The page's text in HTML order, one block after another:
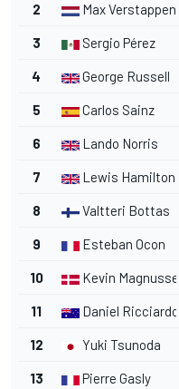
2 Max Verstappen
3 Sergio Pérez
4 George Russell
5 Carlos Sainz
6 Lando Norris
7 Lewis Hamilton
8 Valtteri Bottas
9 Esteban Ocon
10 Kevin Magnussen
11 Daniel Ricciardo
12 Yuki Tsunoda
13 Pierre Gasly